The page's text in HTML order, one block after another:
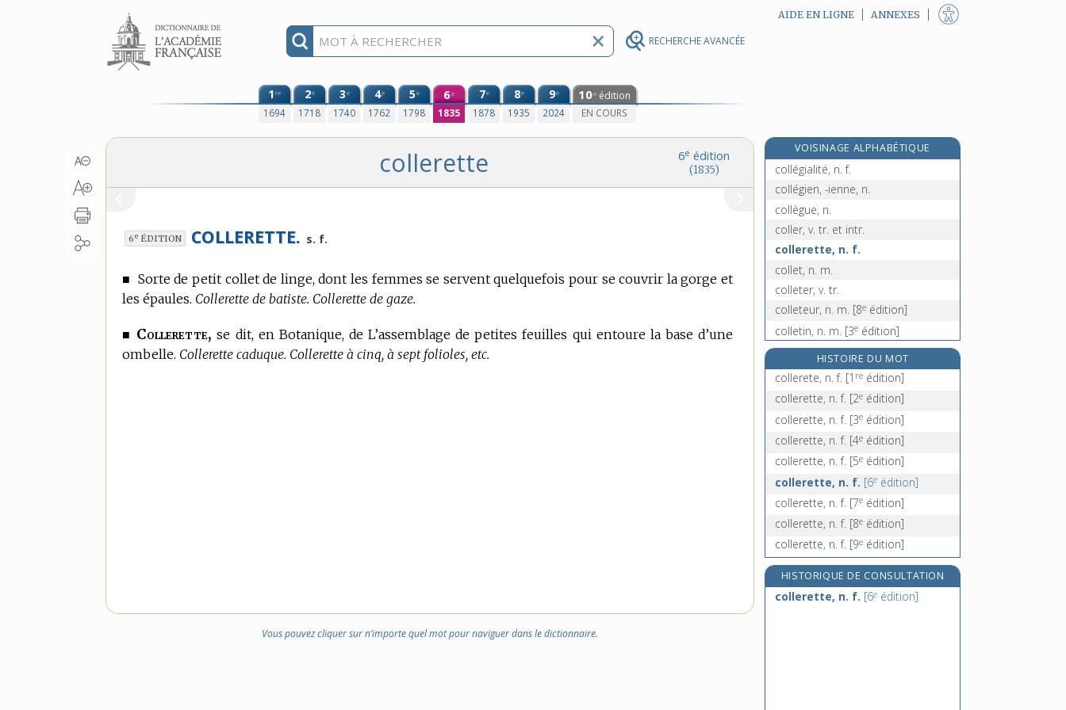
RECHERCHE AVANCÉE
Aller au contenu AIDE EN LIGNE ANNEXES
1re
1694
2e
1718
3e
1740
4e
1762
5e
1798
6e
1835
7e
1878
8e
1935
9e
2024
10e édition
EN COURS
6e édition
(1835)
collerette
6e ÉDITION COLLERETTE. s. f.
■ Sorte de petit collet de linge, dont les femmes se servent quelquefois pour se couvrir la gorge et
les épaules. Collerette de batiste. Collerette de gaze.
■ Collerette, se dit, en Botanique, de L’assemblage de petites feuilles qui entoure la base d’une
ombelle. Collerette caduque. Collerette à cinq, à sept folioles, etc.
Vous pouvez cliquer sur n’importe quel mot pour naviguer dans le dictionnaire.
VOISINAGE ALPHABÉTIQUE
collégial, -ale, adj.
collégialité, n. f.
collégien, -ienne, n.
collègue, n.
coller, v. tr. et intr.
collerette, n. f.
collet, n. m.
colleter, v. tr.
colleteur, n. m. [8e édition]
colletin, n. m. [3e édition]
colleur, -euse, n.
colley, n. m.
collier, n. m.
colliger, v. tr.
HISTOIRE DU MOT
collerete, n. f. [1 re édition]
collerette, n. f. [2e édition]
collerette, n. f. [3e édition]
collerette, n. f. [4e édition]
collerette, n. f. [5e édition]
collerette, n. f. [6e édition]
collerette, n. f. [7e édition]
collerette, n. f. [8e édition]
collerette, n. f. [9e édition]
HISTORIQUE DE CONSULTATION
collerette, n. f. [6e édition]